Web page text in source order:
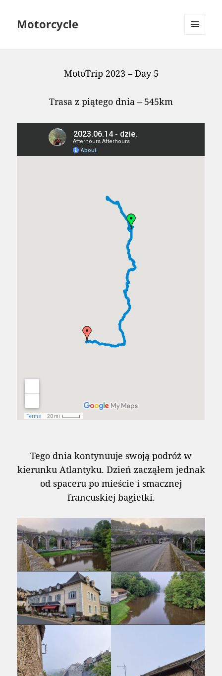
Motorcycle
MotoTrip 2023 – Day 5
Trasa z piątego dnia – 545km
Tego dnia kontynuuje swoją podróż w
kierunku Atlantyku. Dzień zacząłem jednak
od spaceru po mieście i smacznej
francuskiej bagietki.